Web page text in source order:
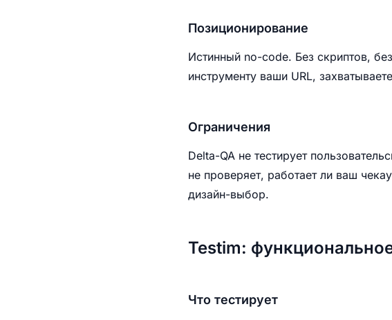
Позиционирование
Истинный no-code. Без скриптов,
инструменту ваши URL,
Ограничения
Delta-QA не тестирует
не проверяет, работает ли ваш
дизайн-выбор.
Testim:
Что тестирует